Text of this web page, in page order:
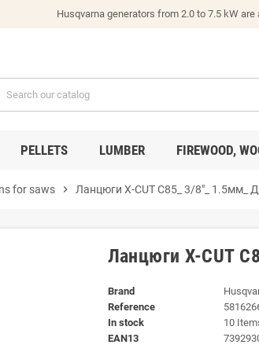
Husqvarna generators from 2.0 to 7.5 kW are
PELLETS LUMBER FIREWOOD,
for saws chevron_right Ланцюги X-CUT C85_ 3/8"_ 1.5мм_
Ланцюги X-CUT
Brand
Reference
In stock
10
EAN13